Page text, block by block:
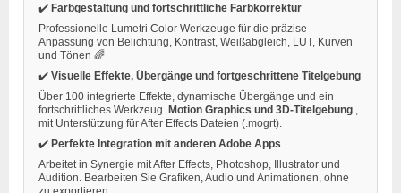
✔️ Farbgestaltung und fortschrittliche Farbkorrektur
Professionelle Lumetri Color Werkzeuge für die präzise
Anpassung von Belichtung, Kontrast, Weißabgleich, LUT, Kurven
und Tönen 🌈
✔️ Visuelle Effekte, Übergänge und fortgeschrittene Titelgebung
Über 100 integrierte Effekte, dynamische Übergänge und ein
fortschrittliches Werkzeug. Motion Graphics und 3D-Titelgebung
mit Unterstützung für After Effects Dateien (.mogrt).
✔️ Perfekte Integration mit anderen Adobe Apps
Arbeitet in Synergie mit After Effects, Photoshop, Illustrator und
Audition. Bearbeiten Sie Grafiken, Audio und Animationen, ohne